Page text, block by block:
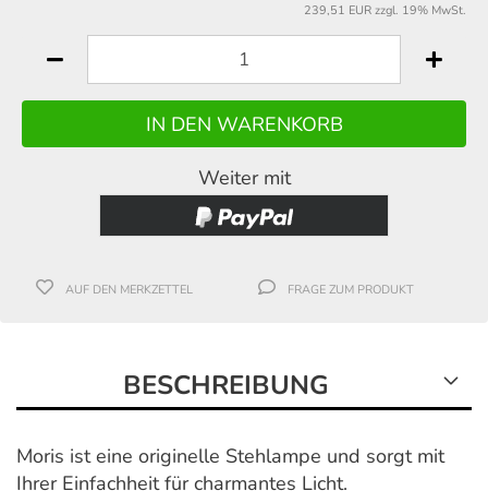
239,51 EUR zzgl. 19% MwSt.
Weiter mit
AUF DEN MERKZETTEL FRAGE ZUM PRODUKT
BESCHREIBUNG
Moris ist eine originelle Stehlampe und sorgt mit
Ihrer Einfachheit für charmantes Licht.